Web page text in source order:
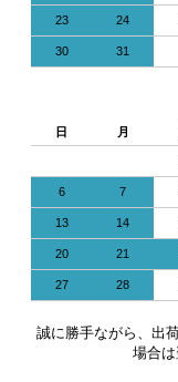
23 24
30 31
日 月
6 7
13 14
20 21
27 28
誠に勝手ながら、出
場合は